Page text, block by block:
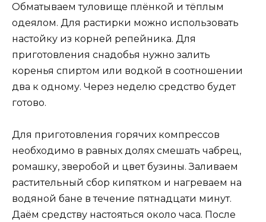
Обматываем туловище плёнкой и тёплым
одеялом. Для растирки можно использовать
настойку из корней репейника. Для
приготовления снадобья нужно залить
коренья спиртом или водкой в соотношении
два к одному. Через неделю средство будет
готово.
Для приготовления горячих компрессов
необходимо в равных долях смешать чабрец,
ромашку, зверобой и цвет бузины. Заливаем
растительный сбор кипятком и нагреваем на
водяной бане в течение пятнадцати минут.
Даём средству настояться около часа. После